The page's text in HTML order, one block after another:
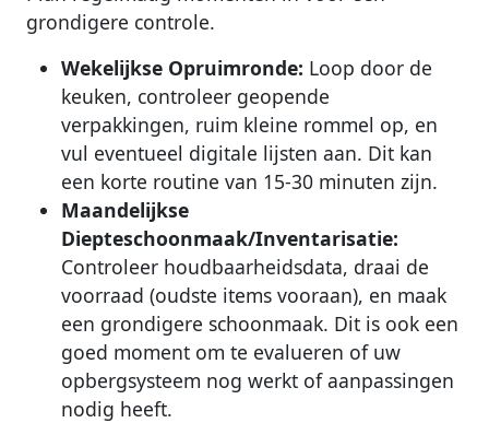
grondigere controle.
Wekelijkse Opruimronde: Loop door de
keuken, controleer geopende
verpakkingen, ruim kleine rommel op, en
vul eventueel digitale lijsten aan. Dit kan
een korte routine van 15-30 minuten zijn.
Maandelijkse
Diepteschoonmaak/Inventarisatie:
Controleer houdbaarheidsdata, draai de
voorraad (oudste items vooraan), en maak
een grondigere schoonmaak. Dit is ook een
goed moment om te evalueren of uw
opbergsysteem nog werkt of aanpassingen
nodig heeft.